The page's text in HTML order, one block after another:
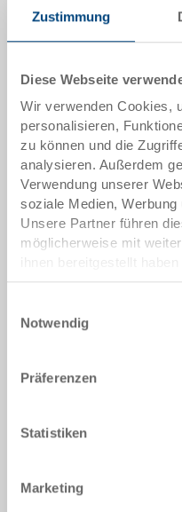
Zustimmung
Diese Webseite
Wir verwenden Cookies,
personalisieren,
zu können und die
analysieren. Außerdem
Verwendung unserer
soziale Medien, Werbung
Unsere Partner führen
möglicherweise mit
Nutzung der Dienste
Notwendig
Präferenzen
Statistiken
Marketing
Lieferzeit: Auf Anfrage
gebot anfordern
Artikeldaten
Bestellnummer
35-6426-7.7000
Aussenmasse:
600 x 400 x 293 mm
Angebot anfordern
RAKO-Koffer, PP,